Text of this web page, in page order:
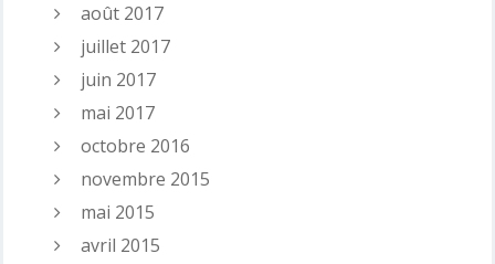
août 2017
juillet 2017
juin 2017
mai 2017
octobre 2016
novembre 2015
mai 2015
avril 2015